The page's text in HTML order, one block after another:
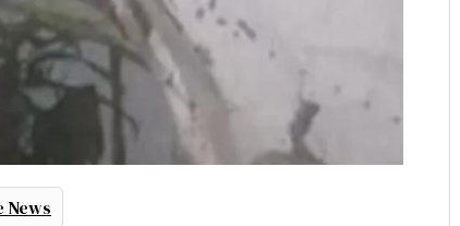
News